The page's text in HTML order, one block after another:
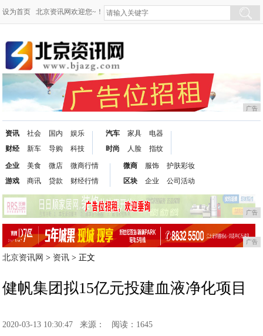
设为首页 北京资讯网欢迎您~！
广告
资讯
财经
社会
新车
国内
导购
娱乐
科技
汽车
时尚
家具
人脸
电器
指纹
企业
游戏
美食
商讯
微店
贷款
微商行情
财经行情
微商
区块
服饰
企业
护肤彩妆
公司活动
广告
广告
北京资讯网 > 资讯 > 正文
健帆集团拟15亿元投建血液净化项目
2020-03-13 10:30:47 来源： 阅读：1645